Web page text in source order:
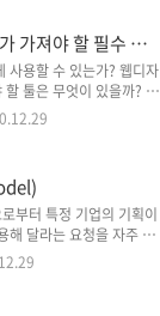
게 된 좋은 책들이 많이
배우는 것 보다는 책을 사
씬 효과적일 것 입니다. 그
직접 작업 해보면서 배
하우가 생기게 되죠. 저
가져야 할 필수 조
사용할 수 있는가? 웹디자
툴은 무엇이 있을까? 우
트맵 방식의 대표적인
와 벡터방식의
주는 Xara 3D와 Cool
금은 복잡한 3D 프로그
함께 다룰 줄 안다면 보
있다. 또한 에디터 툴도
툴은 Dreamweaver,
부터 특정 기업의 기획이
해 달라는 요청을 자주 받
개발할 때, 고객이 특정
럼 했으면 한다”라고 단